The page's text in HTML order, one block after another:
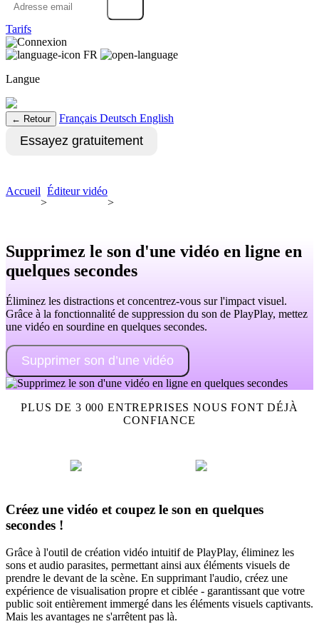
Tarifs
Connexion
FR
Langue
← Retour Français Deutsch English
Essayez gratuitement
Accueil
>
Éditeur vidéo
>
Supprimez le son d'une vidéo en ligne en
quelques secondes
Éliminez les distractions et concentrez-vous sur l'impact visuel.
Grâce à la fonctionnalité de suppression du son de PlayPlay, mettez
une vidéo en sourdine en quelques secondes.
Supprimer son d’une vidéo
PLUS DE 3 000 ENTREPRISES NOUS FONT DÉJÀ
CONFIANCE
Créez une vidéo et coupez le son en quelques
secondes !
Grâce à l'outil de création vidéo intuitif de PlayPlay, éliminez les
sons et audio parasites, permettant ainsi aux éléments visuels de
prendre le devant de la scène. En supprimant l'audio, créez une
expérience de visualisation propre et ciblée - garantissant que votre
public soit entièrement immergé dans les éléments visuels captivants.
Mais les avantages ne s'arrêtent pas là.